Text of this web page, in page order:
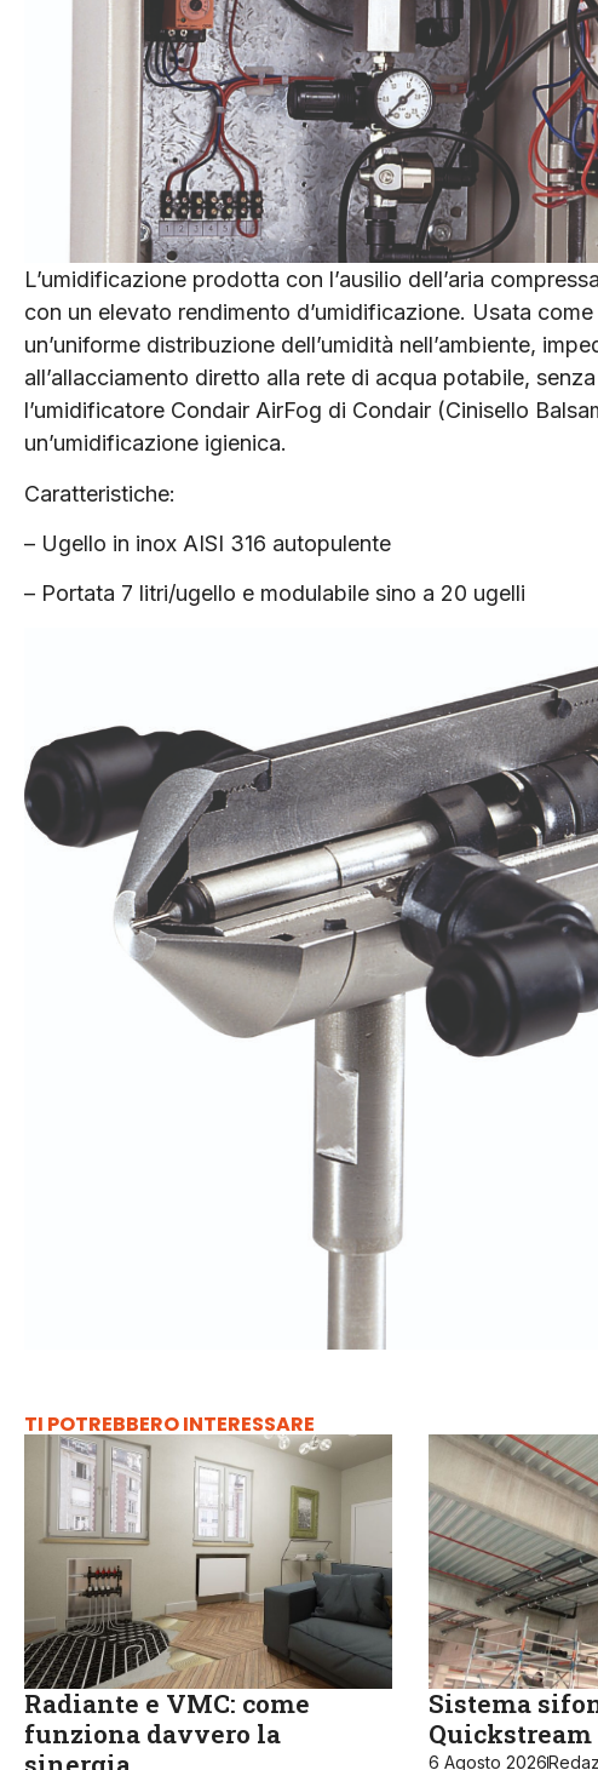
L’umidificazione prodotta con l’ausilio dell’aria
con un elevato rendimento d’umidificazione. Usata
un’uniforme distribuzione dell’umidità nell’ambiente,
all’allacciamento diretto alla rete di acqua potabile,
l’umidificatore Condair AirFog di Condair (Cinisello
un’umidificazione igienica.
Caratteristiche:
– Ugello in inox AISI 316 autopulente
– Portata 7 litri/ugello e modulabile sino a 20 ugelli
TI POTREBBERO INTERESSARE
Radiante e VMC: come
funziona davvero la
Sistema
Quickstream
6 Agosto 2026